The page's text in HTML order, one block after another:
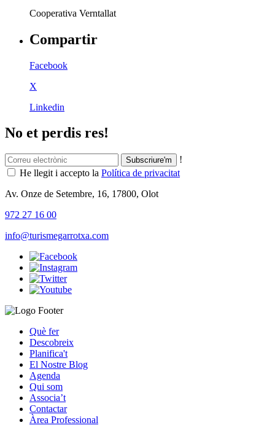
Cooperativa Verntallat
Compartir
Facebook
X
Linkedin
No et perdis res!
!
He llegit i accepto la Política de privacitat
Av. Onze de Setembre, 16, 17800, Olot
972 27 16 00
info@turismegarrotxa.com
Què fer
Descobreix
Planifica't
El Nostre Blog
Agenda
Qui som
Associa’t
Contactar
Àrea Professional